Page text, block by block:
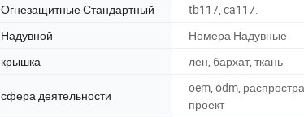
Огнезащитные Стандартный
tb117, ca117.
Надувной
Номера Надувные
крышка лен, бархат, ткань
сфера деятельности
oem, odm,
проект